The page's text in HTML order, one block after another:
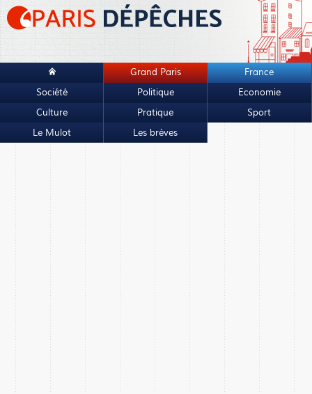
Grand Paris
France
Société
Politique
Economie
Culture
Pratique
Sport
Le Mulot
Les brèves